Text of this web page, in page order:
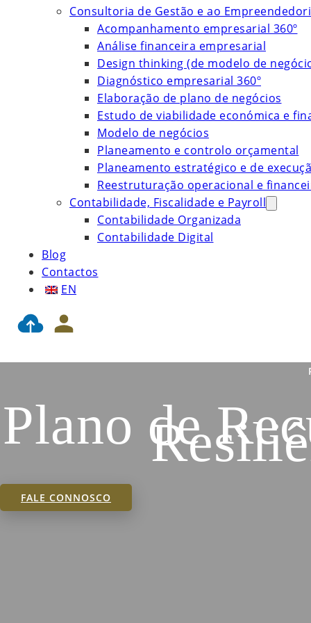
Consultoria de Gestão e ao
Acompanhamento empresarial 360º
Análise financeira empresarial
Design thinking (de modelo de
Diagnóstico empresarial 360º
Elaboração de plano de negócios
Estudo de viabilidade económica e
Modelo de negócios
Planeamento e controlo orçamental
Planeamento estratégico e de
Reestruturação operacional e
Contabilidade, Fiscalidade e Payroll
Contabilidade Organizada
Contabilidade Digital
Blog
Contactos
EN
Plano de
FALE CONNOSCO